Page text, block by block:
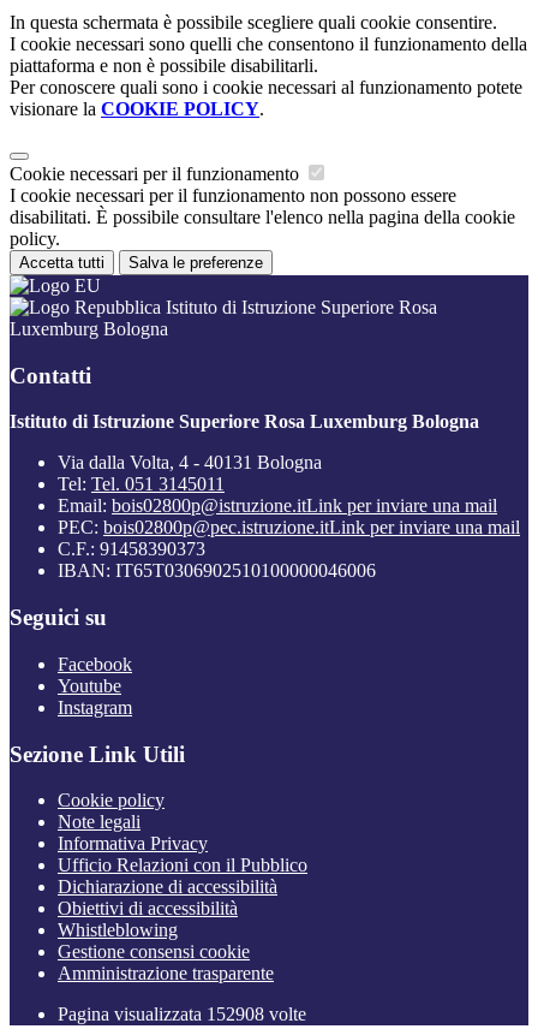
In questa schermata è possibile scegliere quali cookie consentire.
I cookie necessari sono quelli che consentono il funzionamento della
piattaforma e non è possibile disabilitarli.
Per conoscere quali sono i cookie necessari al funzionamento potete
visionare la COOKIE POLICY.
Cookie necessari per il funzionamento
I cookie necessari per il funzionamento non possono essere
disabilitati. È possibile consultare l'elenco nella pagina della cookie
policy.
Accetta tutti Salva le preferenze
Istituto di Istruzione Superiore Rosa
Luxemburg Bologna
Contatti
Istituto di Istruzione Superiore Rosa Luxemburg Bologna
Via dalla Volta, 4 - 40131 Bologna
Tel: Tel. 051 3145011
Email: bois02800p@istruzione.itLink per inviare una mail
PEC: bois02800p@pec.istruzione.itLink per inviare una mail
C.F.: 91458390373
IBAN: IT65T0306902510100000046006
Seguici su
Facebook
Youtube
Instagram
Sezione Link Utili
Cookie policy
Note legali
Informativa Privacy
Ufficio Relazioni con il Pubblico
Dichiarazione di accessibilità
Obiettivi di accessibilità
Whistleblowing
Gestione consensi cookie
Amministrazione trasparente
Pagina visualizzata 152908 volte